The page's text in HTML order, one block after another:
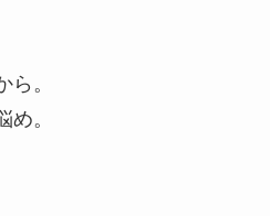
。
。